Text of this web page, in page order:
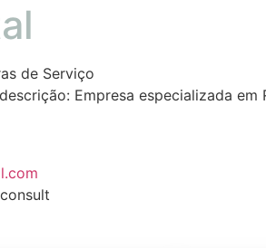
de Serviço
Empresa especializada